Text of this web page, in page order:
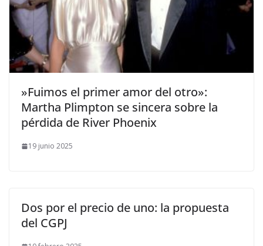
​»Fuimos el primer amor del otro»:
Martha Plimpton se sincera sobre la
pérdida de River Phoenix
19 junio 2025
Dos por el precio de uno: la propuesta
del CGPJ